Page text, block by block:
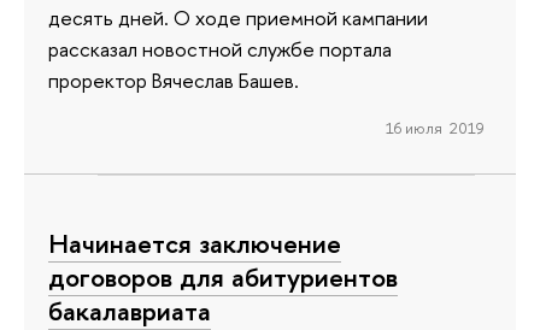
десять дней. О ходе приемной кампании
рассказал новостной службе портала
проректор Вячеслав Башев.
16 июля 2019
Начинается заключение
договоров для абитуриентов
бакалавриата